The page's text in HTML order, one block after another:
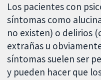
Los pacientes con
síntomas como
no existen) o delirios
extrañas u
síntomas suelen ser
y pueden hacer que